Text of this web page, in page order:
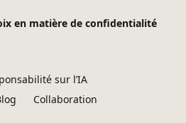
en matière de confidentialité
sur l’IA
Collaboration